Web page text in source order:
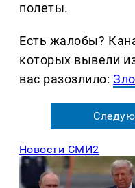
полеты.
Есть жалобы?
которых вывели
вас разозлило:
Новости СМИ2